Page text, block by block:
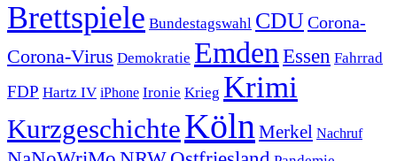
Brettspiele Bundestagswahl CDUCorona-
Corona-Virus Demokratie Emden Essen Fahrrad
FDP Hartz IV iPhone Ironie Krieg Krimi
KurzgeschichteKöln Merkel Nachruf